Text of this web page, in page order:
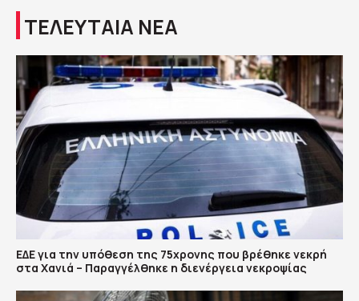
ΤΕΛΕΥΤΑΙΑ ΝΕΑ
ΕΔΕ για την υπόθεση της 75χρονης που βρέθηκε νεκρή
στα Χανιά – Παραγγέλθηκε η διενέργεια νεκροψίας